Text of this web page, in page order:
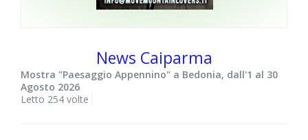
News Caiparma
Mostra "Paesaggio Appennino" a Bedonia, dall'1 al 30
Agosto 2026
Letto 254 volte